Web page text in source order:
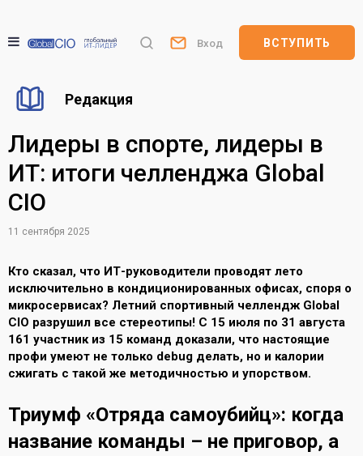
Вход ВСТУПИТЬ
Редакция
Лидеры в спорте, лидеры в
ИТ: итоги челленджа Global
CIO
11 сентября 2025
Кто сказал, что ИТ-руководители проводят лето
исключительно в кондиционированных офисах, споря о
микросервисах? Летний спортивный челлендж Global
CIO разрушил все стереотипы! С 15 июля по 31 августа
161 участник из 15 команд доказали, что настоящие
профи умеют не только debug делать, но и калории
сжигать с такой же методичностью и упорством.
Триумф «Отряда самоубийц»: когда
название команды – не приговор, а